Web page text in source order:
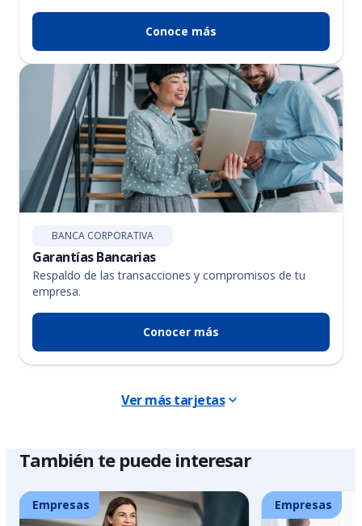
Conoce más
BANCA CORPORATIVA
Garantías Bancarias
Respaldo de las transacciones y compromisos de tu
empresa.
Conocer más
Ver más tarjetas
También te puede interesar
Empresas Empresas